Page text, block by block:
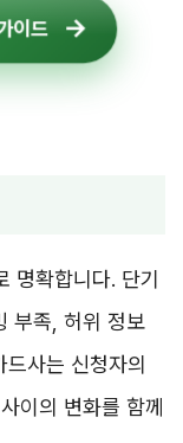
이드
명확합니다. 단기
부족, 허위 정보
사는 신청자의
이의 변화를 함께